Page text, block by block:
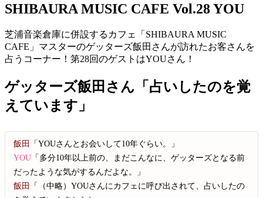
SHIBAURA MUSIC CAFE Vol.28 YOU
芝浦音楽倉庫に併設するカフェ「SHIBAURA MUSIC
CAFE」マスターのゲッターズ飯田さんが訪れたお客さんを
占うコーナー！第28回のゲストはYOUさん！
ゲッターズ飯田さん「占いしたのを覚
えています」
飯田
「YOUさんとお会いして10年ぐらい。」
YOU 「多分10年以上前の、まだこんなに、ゲッターズとなる前
だったような気がするんだよな。」
飯田
「（中略）YOUさんにカフェに呼び出されて、占いしたの